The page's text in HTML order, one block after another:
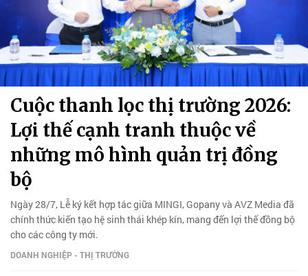
Cuộc thanh lọc thị trường 2026:
Lợi thế cạnh tranh thuộc về
những mô hình quản trị đồng
bộ
Ngày 28/7, Lễ ký kết hợp tác giữa MINGI, Gopany và AVZ Media đã
chính thức kiến tạo hệ sinh thái khép kín, mang đến lợi thế đồng bộ
cho các công ty mới.
DOANH NGHIỆP - THỊ TRƯỜNG